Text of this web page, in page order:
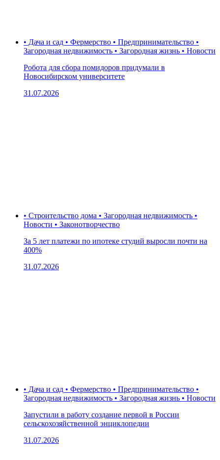
• Дача и сад • Фермерство • Предпринимательство •
Загородная недвижимость • Загородная жизнь • Новости
Робота для сбора помидоров придумали в
Новосибирском университете
31.07.2026
• Строительство дома • Загородная недвижимость •
Новости • Законотворчество
За 5 лет платежи по ипотеке студий выросли почти на
400%
31.07.2026
• Дача и сад • Фермерство • Предпринимательство •
Загородная недвижимость • Загородная жизнь • Новости
Запустили в работу создание первой в России
сельскохозяйственной энциклопедии
31.07.2026